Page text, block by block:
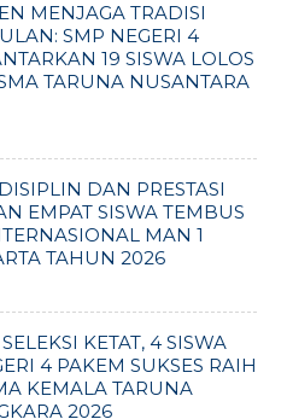
MENJAGA TRADISI
SMP NEGERI 4
19 SISWA LOLOS
TARUNA NUSANTARA
DAN PRESTASI
EMPAT SISWA TEMBUS
MAN 1
TAHUN 2026
KETAT, 4 SISWA
4 PAKEM SUKSES RAIH
KEMALA TARUNA
2026